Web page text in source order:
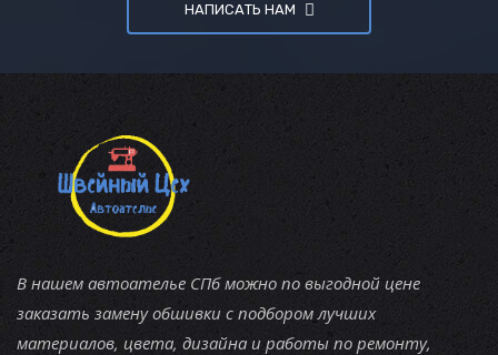
НАПИСАТЬ НАМ
В нашем автоателье СПб можно по выгодной цене
заказать замену обшивки с подбором лучших
материалов, цвета, дизайна и работы по ремонту,